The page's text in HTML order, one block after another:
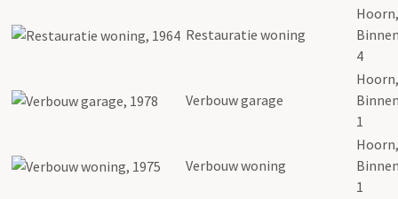
Restauratie woning
Hoorn,
4
Verbouw garage
Hoorn,
1
Verbouw woning
Hoorn,
1